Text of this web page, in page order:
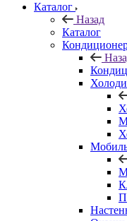
Каталог
Назад
Каталог